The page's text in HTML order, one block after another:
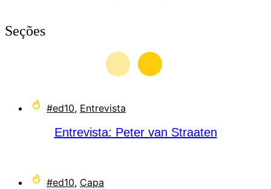
Seções
#ed10, Entrevista
Entrevista: Peter van Straaten
#ed10, Capa